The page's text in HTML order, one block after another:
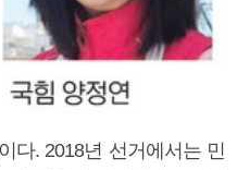
다. 2018년 선거에서는 민